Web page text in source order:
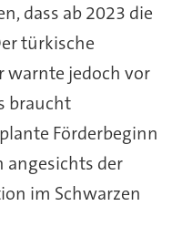
dass ab 2023 die
türkische
warnte jedoch vor
braucht
Förderbeginn
angesichts der
im Schwarzen